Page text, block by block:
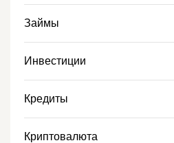
Займы
Инвестиции
Кредиты
Криптовалюта